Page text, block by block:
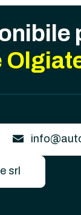
srl